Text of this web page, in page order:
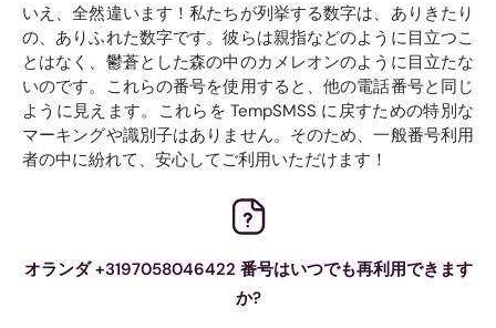
いえ、全然違います！私たちが列挙する数字は、ありきたり
の、ありふれた数字です。彼らは親指などのように目立つこ
とはなく、鬱蒼とした森の中のカメレオンのように目立たな
いのです。これらの番号を使用すると、他の電話番号と同じ
ように見えます。これらを TempSMSS に戻すための特別な
マーキングや識別子はありません。そのため、一般番号利用
者の中に紛れて、安心してご利用いただけます！
オランダ +3197058046422 番号はいつでも再利用できます
か?